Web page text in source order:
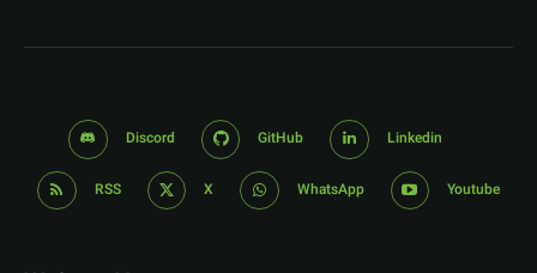
Discord GitHub Linkedin
RSS X WhatsApp Youtube